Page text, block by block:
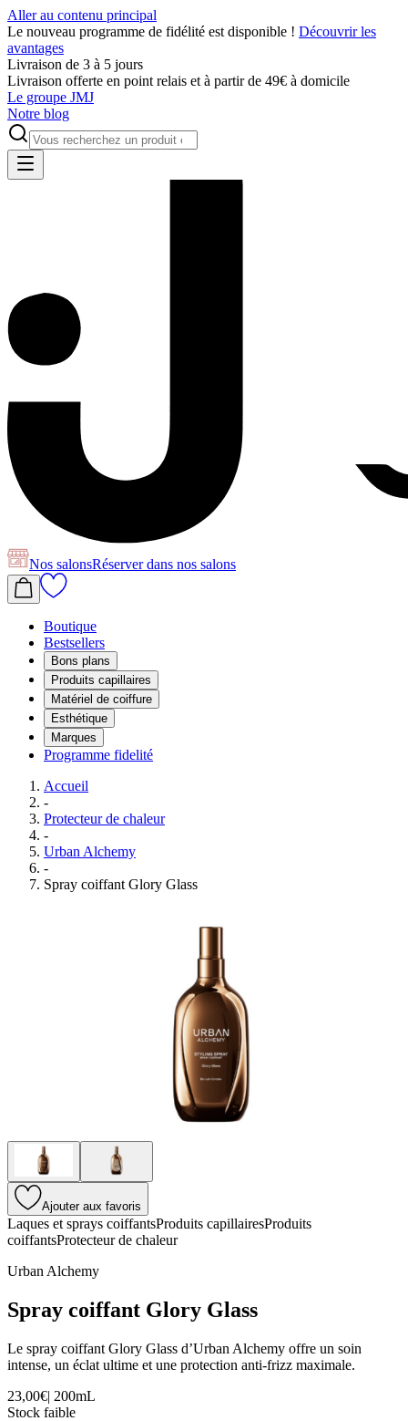
Aller au contenu principal
Le nouveau programme de fidélité est disponible ! Découvrir les
avantages
Livraison de 3 à 5 jours
Livraison offerte en point relais et à partir de 49€ à domicile
Le groupe JMJ
Notre blog
Nos salonsRéserverdans nos salons
Boutique
Bestsellers
Bons plans
Produits capillaires
Matériel de coiffure
Esthétique
Marques
Programme fidelité
Accueil
-
Protecteur de chaleur
-
Urban Alchemy
-
Spray coiffant Glory Glass
Ajouter aux favoris
Laques et sprays coiffantsProduits capillairesProduits
coiffantsProtecteur de chaleur
Urban Alchemy
Spray coiffant Glory Glass
Le spray coiffant Glory Glass d’Urban Alchemy offre un soin
intense, un éclat ultime et une protection anti-frizz maximale.
23,00€| 200mL
Stock faible